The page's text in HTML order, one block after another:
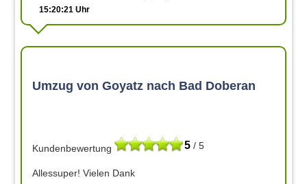
15:20:21 Uhr
Umzug von Goyatz nach Bad Doberan
5 / 5
Kundenbewertung
Allessuper! Vielen Dank